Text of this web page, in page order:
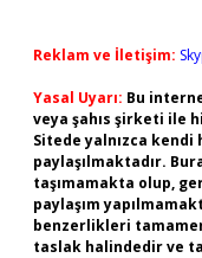
Reklam ve İletişim:
Yasal Uyarı: Bu
veya şahıs şirketi ile
Sitede yalnızca kendi
paylaşılmaktadır.
taşımamakta olup,
paylaşım
benzerlikleri
taslak halindedir ve